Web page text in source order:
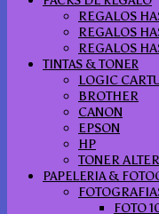
REGALOS
REGALOS
REGALOS
TINTAS & TONER
LOGIC
BROTHER
CANON
EPSON
HP
TONER
PAPELERIA &
FOTO